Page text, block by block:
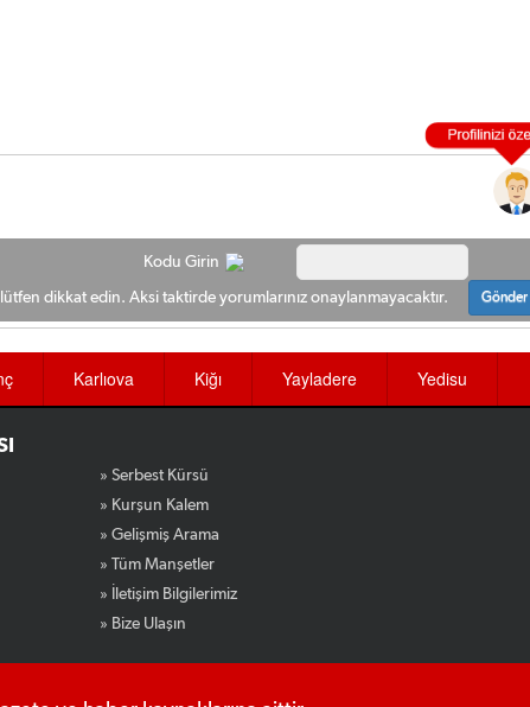
Kodu Girin
dikkat edin. Aksi taktirde yorumlarınız onaylanmayacaktır. Gönder
Karlıova Kiğı Yayladere Yedisu
» Serbest Kürsü
» Kurşun Kalem
» Gelişmiş Arama
» Tüm Manşetler
» İletişim Bilgilerimiz
» Bize Ulaşın